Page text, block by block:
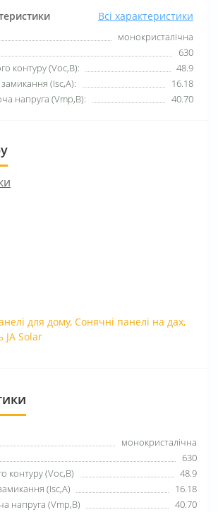
Всі характеристики
монокристалічна
630
контуру (Voc,В):
48.9
(Isc,А):
16.18
напруга (Vmp,В):
40.70
для дому, Сонячні панелі на дах,
JA Solar
монокристалічна
630
контуру (Voc,В)
48.9
(Isc,А)
16.18
напруга (Vmp,В)
40.70